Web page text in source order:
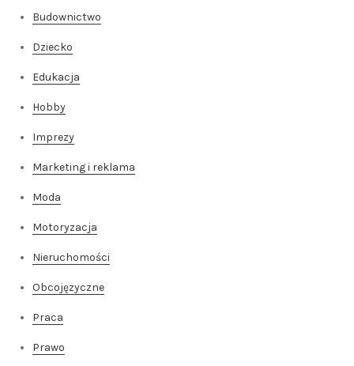
Budownictwo
Dziecko
Edukacja
Hobby
Imprezy
Marketing i reklama
Moda
Motoryzacja
Nieruchomości
Obcojęzyczne
Praca
Prawo